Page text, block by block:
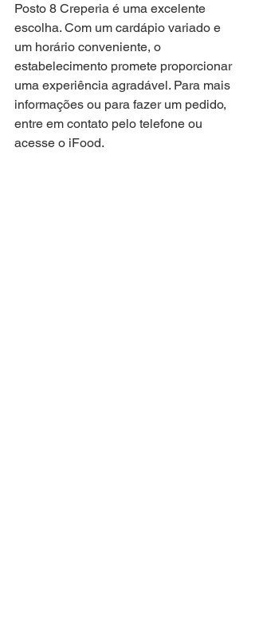
Posto 8 Creperia é uma excelente
escolha. Com um cardápio variado e
um horário conveniente, o
estabelecimento promete proporcionar
uma experiência agradável. Para mais
informações ou para fazer um pedido,
entre em contato pelo telefone ou
acesse o iFood.